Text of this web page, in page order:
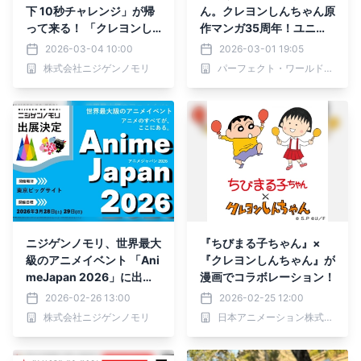
下 10秒チャレンジ」が帰
って来る！ 「クレヨンし
んちゃんアドベンチャーパ
ーク」で期間限定開催！
2026-03-04 10:00
株式会社ニジゲンノモリ
ん。クレヨンしんちゃん原
作マンガ35周年！ユニー
クな記念マグカップが登
場！
2026-03-01 19:05
パーフェクト・ワールド株式会社
ニジゲンノモリ、世界最大
級のアニメイベント 「Ani
meJapan 2026」に出
展！2026-02-26 13:00
株式会社ニジゲンノモリ
『ちびまる子ちゃん』×
『クレヨンしんちゃん』が
漫画でコラボレーション！
2026-02-25 12:00
日本アニメーション株式会社・株式会社集英社・株式会社双葉社